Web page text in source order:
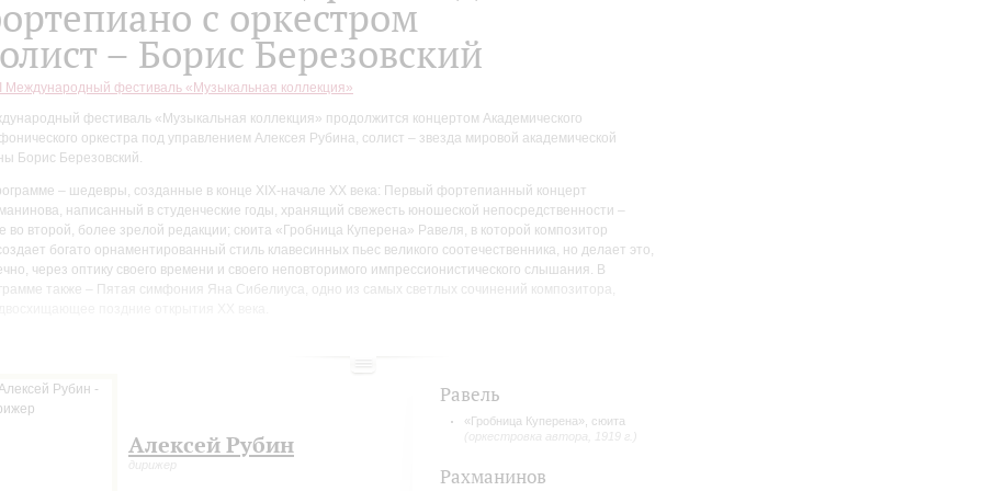
с оркестром
– Борис Березовский
Международный фестиваль «Музыкальная коллекция»
фестиваль «Музыкальная коллекция» продолжится концертом Академического
оркестра под управлением Алексея Рубина, солист – звезда мировой академической
Борис Березовский.
– шедевры, созданные в конце XIX-начале XX века: Первый фортепианный концерт
написанный в студенческие годы, хранящий свежесть юношеской непосредственности –
во второй, более зрелой редакции; сюита «Гробница Куперена» Равеля, в которой композитор
богато орнаментированный стиль клавесинных пьес великого соотечественника, но делает это,
через оптику своего времени и своего неповторимого импрессионистического слышания. В
также – Пятая симфония Яна Сибелиуса, одно из самых светлых сочинений композитора,
великой русской фортепианной школы», – отмечал обозреватель влиятельного журнала
из самых востребованных пианистов мира, Борис Березовский отмечен сотрудничеством с
оркестрами, среди которых Нью-Йоркский и Берлинский филармонические,
симфонический, Лондонская «Филармония» и Симфонический оркестр Би-Би-Си,
Алексей Рубин
дирижер
Равель
«Гробница Куперена», сюита
(оркестровка автора, 1919 г.)
Рахманинов